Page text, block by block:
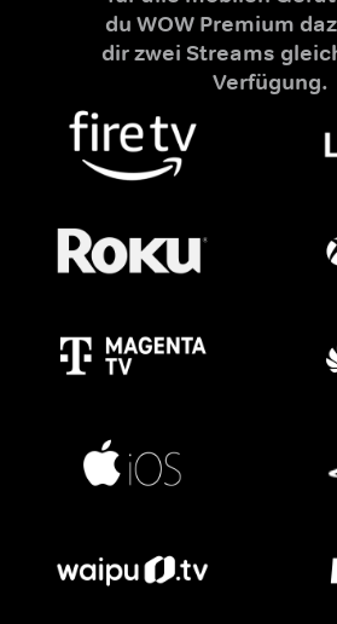
du WOW Premium
dir zwei Streams
Verfügung.